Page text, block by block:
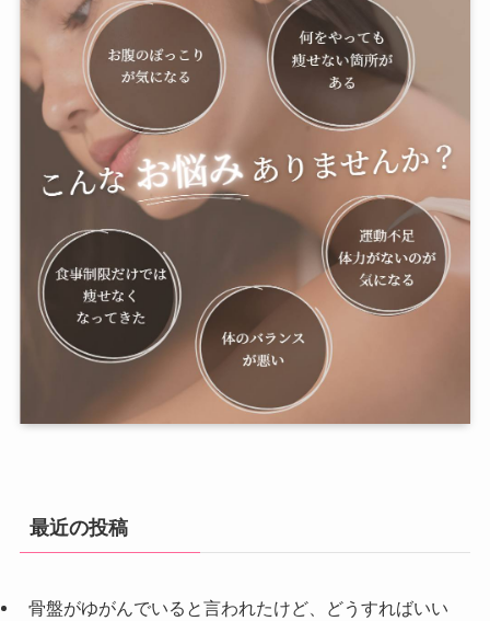
最近の投稿
骨盤がゆがんでいると言われたけど、どうすればいい